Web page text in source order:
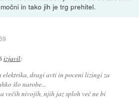
in tako jih je trg prehitel.
izjavil:
elektrika, dragi avti in poceni lizingi za
šlo narobe...
večih nivojih, njih jaz sploh več ne bi